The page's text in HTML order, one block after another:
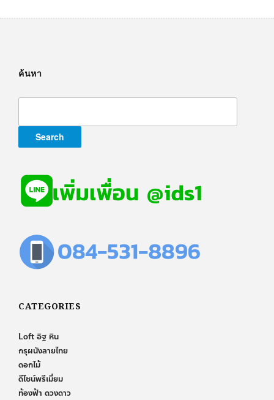
ค้นหา
CATEGORIES
Loft อิฐ หิน
กรุผนังลายไทย
ดอกไม้
ดีไซน์พรีเมี่ยม
ท้องฟ้า ดวงดาว